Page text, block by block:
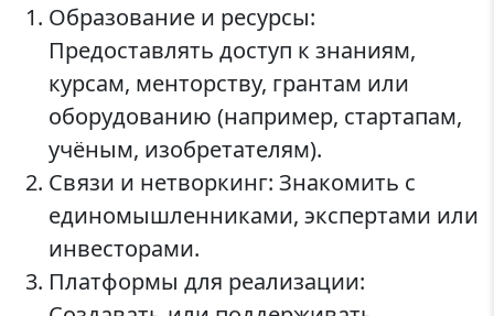
Образование и ресурсы:
Предоставлять доступ к знаниям,
курсам, менторству, грантам или
оборудованию (например, стартапам,
учёным, изобретателям).
Связи и нетворкинг: Знакомить с
единомышленниками, экспертами или
инвесторами.
Платформы для реализации: